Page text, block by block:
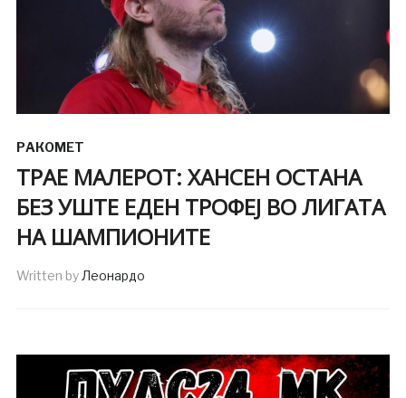
РАКОМЕТ
ТРАЕ МАЛЕРОТ: ХАНСЕН ОСТАНА
БЕЗ УШТЕ ЕДЕН ТРОФЕЈ ВО ЛИГАТА
НА ШАМПИОНИТЕ
Written byЛеонардо